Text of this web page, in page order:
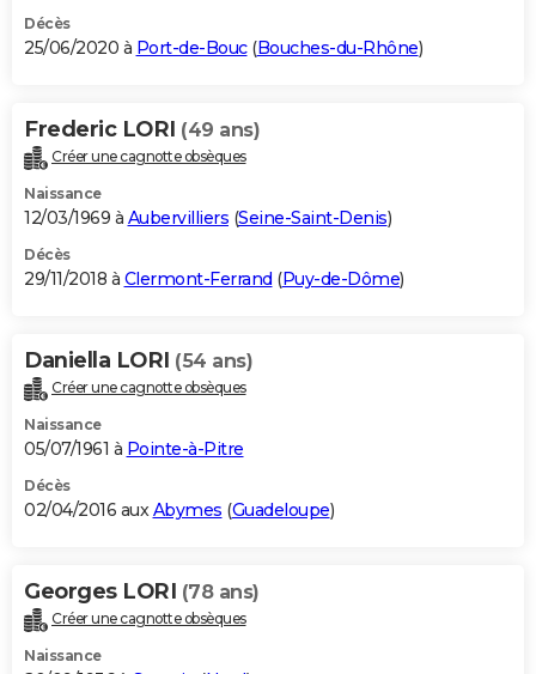
Décès
25/06/2020 à Port-de-Bouc(Bouches-du-Rhône)
Frederic LORI (49 ans)
Créer une cagnotte obsèques
Naissance
12/03/1969 à Aubervilliers (Seine-Saint-Denis)
Décès
29/11/2018 à Clermont-Ferrand (Puy-de-Dôme)
Daniella LORI (54 ans)
Créer une cagnotte obsèques
Naissance
05/07/1961 à Pointe-à-Pitre
Décès
02/04/2016 auxAbymes (Guadeloupe)
Georges LORI (78 ans)
Créer une cagnotte obsèques
Naissance